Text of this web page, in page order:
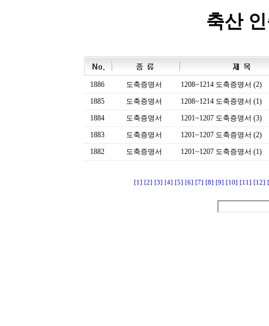
축산
1886 도축증명서
1208~1214 도축증명서 (2)
1885
도축증명서
1208~1214 도축증명서 (1)
1884
도축증명서
1201~1207 도축증명서 (3)
1883
도축증명서
1201~1207 도축증명서 (2)
1882
도축증명서 1201~1207 도축증명서 (1)
[1] [2] [3] [4] [5] [6] [7] [8] [9] [10] [11] [12]